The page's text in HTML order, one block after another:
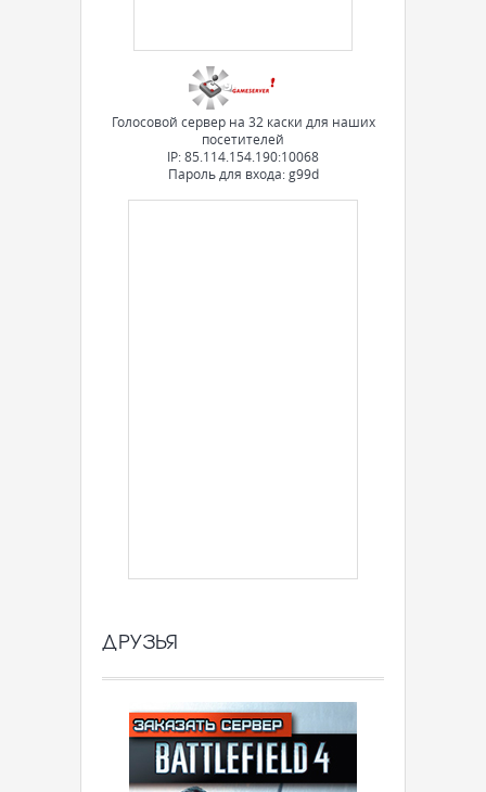
Голосовой сервер на 32 каски для наших
посетителей
IP: 85.114.154.190:10068
Пароль для входа: g99d
ДРУЗЬЯ